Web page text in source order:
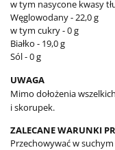
w tym nasycone kwasy
Węglowodany - 22,0 g
w tym cukry - 0 g
Białko - 19,0 g
Sól - 0 g
UWAGA
Mimo dołożenia
i skorupek.
ZALECANE WARUNKI
Przechowywać w